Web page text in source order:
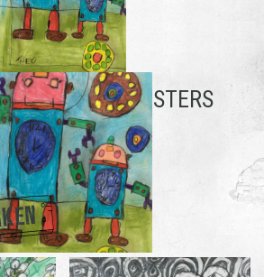
-THEO KUSTERS